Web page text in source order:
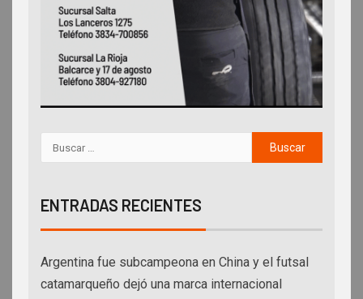
ENTRADAS RECIENTES
Argentina fue subcampeona en China y el futsal
catamarqueño dejó una marca internacional